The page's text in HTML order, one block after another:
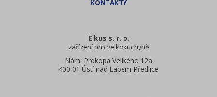
Elkus s. r. o.
zařízení pro velkokuchyně
Nám. Prokopa Velikého 12a
400 01 Ústí nad Labem Předlice